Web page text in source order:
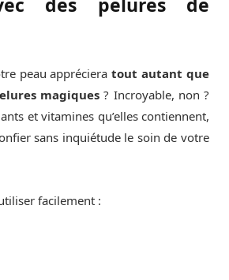
peau apprécieratout autant que
magiques ? Incroyable, non ?
et vitamines qu’elles contiennent,
sans inquiétude le soin de votre
facilement :